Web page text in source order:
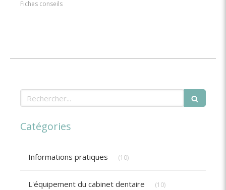
Fiches conseils
Rechercher
Catégories
Informations pratiques (10)
L'équipement du cabinet dentaire (10)